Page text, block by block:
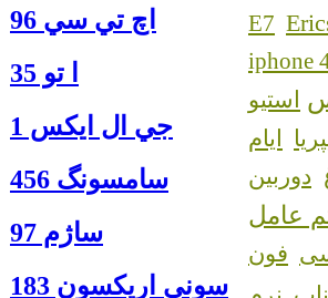
اچ تي سي 96
ا‍ تو 35
جي ال ايكس 1
سامسونگ 456
ساژم 97
سوني اريكسون 183
E7
iphone
استیو
ایام
دوربین
عامل
فون